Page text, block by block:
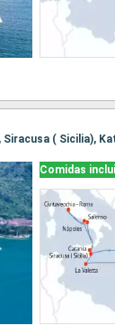
Comidas